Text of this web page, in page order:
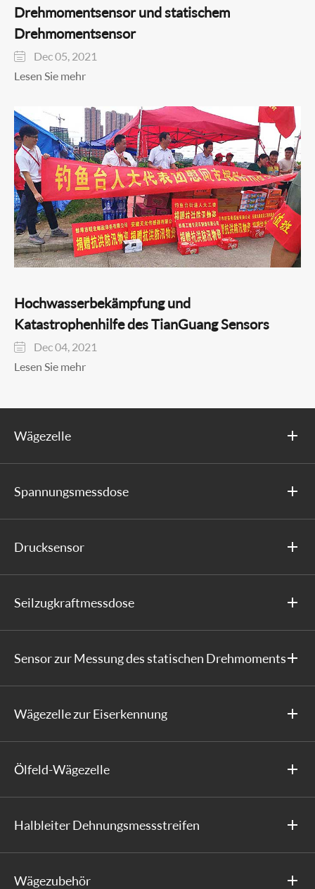
Drehmomentsensor und statischem
Drehmomentsensor

Dec 05, 2021
Lesen Sie mehr
Hochwasserbekämpfung und
Katastrophenhilfe des TianGuang Sensors

Dec 04, 2021
Lesen Sie mehr
Wägezelle
Spannungsmessdose
Drucksensor
Seilzugkraftmessdose
Sensor zur Messung des statischen Drehmoments
Wägezelle zur Eiserkennung
Ölfeld-Wägezelle
Halbleiter Dehnungsmessstreifen
Wägezubehör